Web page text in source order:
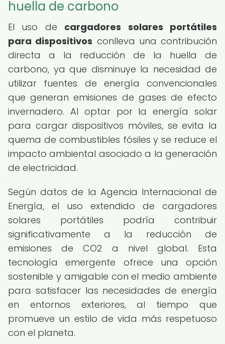
huella de carbono
El uso de cargadores solares portátiles
para dispositivos conlleva una contribución
directa a la reducción de la huella de
carbono, ya que disminuye la necesidad de
utilizar fuentes de energía convencionales
que generan emisiones de gases de efecto
invernadero. Al optar por la energía solar
para cargar dispositivos móviles, se evita la
quema de combustibles fósiles y se reduce el
impacto ambiental asociado a la generación
de electricidad.
Según datos de la Agencia Internacional de
Energía, el uso extendido de cargadores
solares portátiles podría contribuir
significativamente a la reducción de
emisiones de CO2 a nivel global. Esta
tecnología emergente ofrece una opción
sostenible y amigable con el medio ambiente
para satisfacer las necesidades de energía
en entornos exteriores, al tiempo que
promueve un estilo de vida más respetuoso
con el planeta.